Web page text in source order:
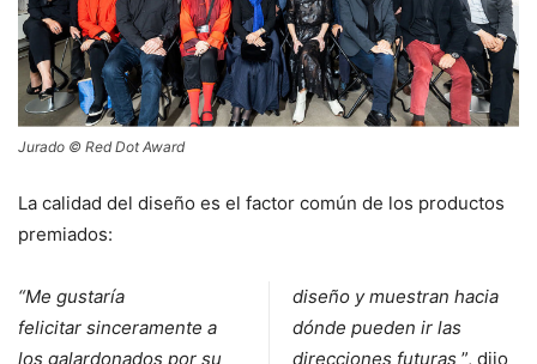
Jurado © Red Dot Award
La calidad del diseño es el factor común de los productos
premiados:
“Me gustaría
felicitar sinceramente a
los galardonados por su
diseño y muestran hacia
dónde pueden ir las
direcciones futuras ”, dijo